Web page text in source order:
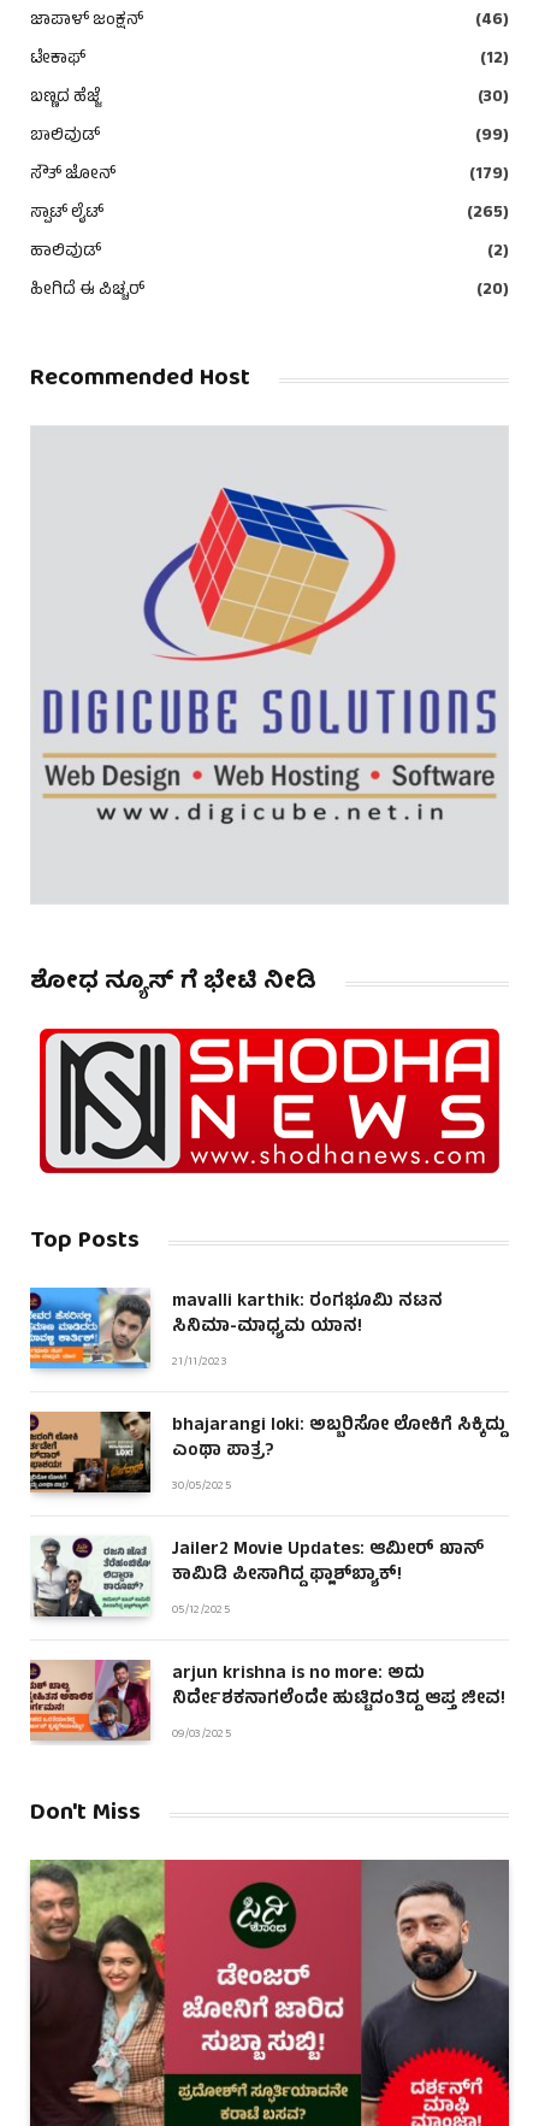
ಜಾಪಾಳ್ ಜಂಕ್ಷನ್
(46)
ಟೇಕಾಫ್
(12)
ಬಣ್ಣದ ಹೆಜ್ಜೆ
(30)
ಬಾಲಿವುಡ್
(99)
ಸೌತ್ ಜೋನ್
(179)
ಸ್ಪಾಟ್ ಲೈಟ್
(265)
ಹಾಲಿವುಡ್
(2)
ಹೀಗಿದೆ ಈ ಪಿಚ್ಚರ್
(20)
Recommended Host
ಶೋಧ ನ್ಯೂಸ್ ಗೆ ಭೇಟಿ ನೀಡಿ
Top Posts
mavalli karthik: ರಂಗಭೂಮಿ ನಟನ
ಸಿನಿಮಾ-ಮಾಧ್ಯಮ ಯಾನ!
21/11/2023
bhajarangi loki: ಅಬ್ಬರಿಸೋ ಲೋಕಿಗೆ ಸಿಕ್ಕಿದ್ದು
ಎಂಥಾ ಪಾತ್ರ?
30/05/2025
Jailer2 Movie Updates: ಆಮೀರ್ ಖಾನ್
ಕಾಮಿಡಿ ಪೀಸಾಗಿದ್ದ ಫ್ಲಾಶ್‌ಬ್ಯಾಕ್!
05/12/2025
arjun krishna is no more: ಅದು
ನಿರ್ದೇಶಕನಾಗಲೆಂದೇ ಹುಟ್ಟಿದಂತಿದ್ದ ಆಪ್ತ ಜೀವ!
09/03/2025
Don't Miss